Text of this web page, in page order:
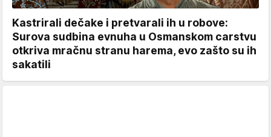
Kastrirali dečake i pretvarali ih u robove:
Surova sudbina evnuha u Osmanskom carstvu
otkriva mračnu stranu harema, evo zašto su ih
sakatili